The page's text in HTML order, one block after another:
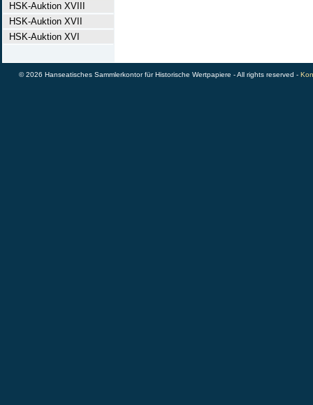
HSK-Auktion XVIII
HSK-Auktion XVII
HSK-Auktion XVI
© 2026 Hanseatisches Sammlerkontor für Historische Wertpapiere - All rights reserved -